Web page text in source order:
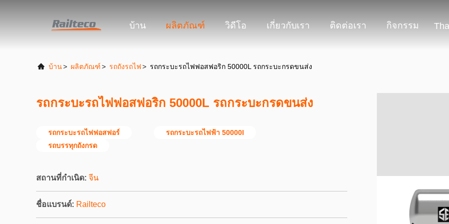
บ้าน ผลิตภัณฑ์ วิดีโอ เกี่ยวกับเรา ติดต่อเรา กิจกรรม
บ้าน> ผลิตภัณฑ์> รถถังรถไฟ> รถกระบะรถไฟฟอสฟอริก 50000L รถกระบะกรดขนส่ง
รถกระบะรถไฟฟอสฟอริก 50000L รถกระบะกรดขนส่ง
รถกระบะรถไฟฟอสฟอร์
รถกระบะรถไฟฟ้า 50000l
รถบรรทุกถังกรด
สถานที่กำเนิด: จีน
ชื่อแบรนด์: Railteco